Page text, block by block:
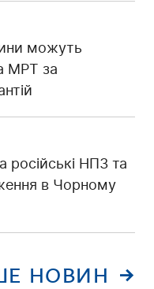
можуть
МРТ за
НПЗ та
в Чорному
НОВИН